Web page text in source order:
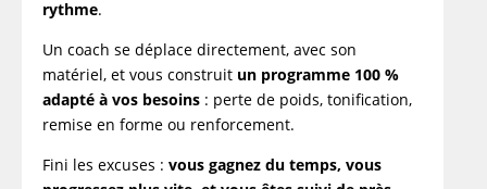
rythme.
Un coach se déplace directement, avec son
matériel, et vous construit un programme 100 %
adapté à vos besoins : perte de poids, tonification,
remise en forme ou renforcement.
Fini les excuses :vous gagnez du temps, vous